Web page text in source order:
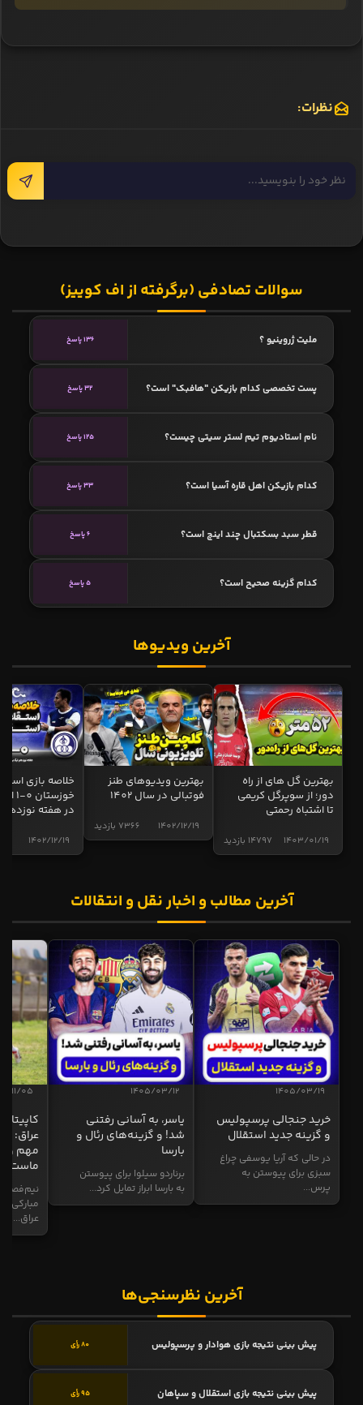
نظرات:
سوالات تصادفی (برگرفته از اف کوییز)
ملیت ژروینیو ؟ 136 پاسخ
پست تخصصی کدام بازیکن "هافبک" است؟ 32 پاسخ
نام استادیوم تیم لستر سیتی چیست؟ 125 پاسخ
کدام بازیکن اهل قاره آسیا است؟ 33 پاسخ
قطر سبد بسکتبال چند اینچ است؟ 6 پاسخ
کدام گزینه صحیح است؟ 5 پاسخ
آخرین ویدیوها
بهترین گل های از راه
دور؛ از سوپرگل کریمی
تا اشتباه رحمتی
14797 بازدید 1403/01/19
بهترین ویدیوهای طنز
فوتبالی در سال 1402
7366 بازدید 1402/12/19
خلاصه بازی
در هفته نوزدهم
1402/12/19
آخرین مطالب و اخبار نقل و انتقالات
1405/03/19
خرید جنجالی پرسپولیس
و گزینه جدید استقلال
در حالی که آریا یوسفی چراغ
سبزی برای پیوستن به
پرس...
1405/03/12
یاسر، به آسانی رفتنی
شد! و گزینه‌های رئال و
بارسا
برناردو سیلوا برای پیوستن
به بارسا ابراز تمایل کرد...
11/05
عراق:
مهم و
ماست
نیم‌فصل
مبارکی
عراق...
آخرین نظرسنجی‌ها
پیش بینی نتیجه بازی هوادار و پرسپولیس 80 رأی
پیش بینی نتیجه بازی استقلال و سپاهان 95 رأی